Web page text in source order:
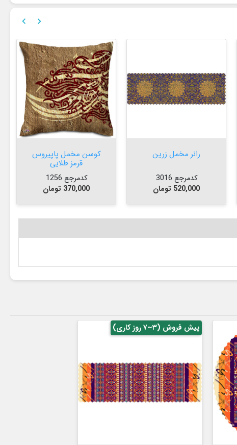

رانر مخمل زرین
کدمرجع 3016
قیمت
520,000 تومان
کوسن مخمل پاپیروس
قرمز طلایی
کدمرجع 1256
قیمت
370,000 تومان

پیش فروش (۳~۷ روز کاری)